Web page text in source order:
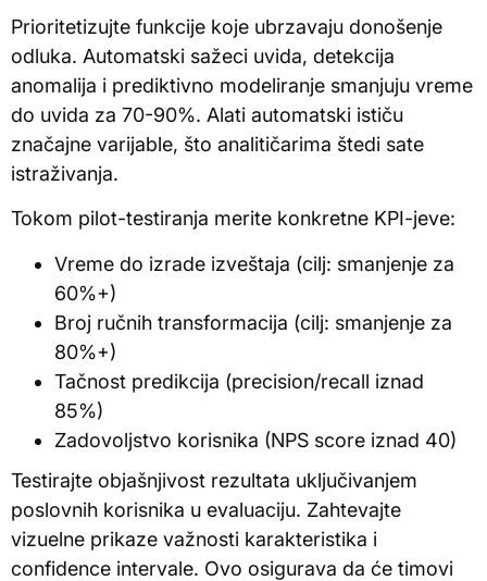
Prioritetizujte funkcije koje ubrzavaju donošenje
odluka. Automatski sažeci uvida, detekcija
anomalija i prediktivno modeliranje smanjuju vreme
do uvida za 70-90%. Alati automatski ističu
značajne varijable, što analitičarima štedi sate
istraživanja.
Tokom pilot-testiranja merite konkretne KPI-jeve:
Vreme do izrade izveštaja (cilj: smanjenje za
60%+)
Broj ručnih transformacija (cilj: smanjenje za
80%+)
Tačnost predikcija (precision/recall iznad
85%)
Zadovoljstvo korisnika (NPS score iznad 40)
Testirajte objašnjivost rezultata uključivanjem
poslovnih korisnika u evaluaciju. Zahtevajte
vizuelne prikaze važnosti karakteristika i
confidence intervale. Ovo osigurava da će timovi